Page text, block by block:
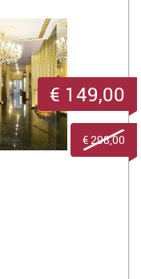
€ 149,00
€ 298,00